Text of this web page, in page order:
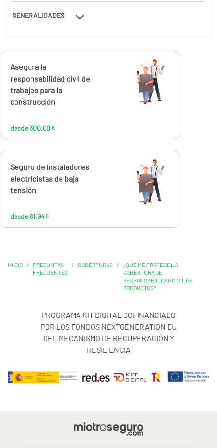
GENERALIDADES
Calcúlalo ahora
Asegura la
responsabilidad civil de
trabajos para la
construcción
desde 300,00 €
300,00
Calcúlalo ahora
Seguro de instaladores
electricistas de baja
tensión
desde 81,94 €
81,94€
INICIO /
PREGUNTAS
FRECUENTES
/ COBERTURAS /
¿QUÉ ME PROTEGE LA
COBERTURA DE
RESPONSABILIDAD CIVIL DE
PRODUCTOS?
PROGRAMA KIT DIGITAL COFINANCIADO
POR LOS FONDOS NEXTGENERATION EU
DEL MECANISMO DE RECUPERACIÓN Y
RESILIENCIA